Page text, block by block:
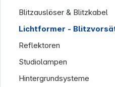
Blitzauslöser & Blitzkabel
Lichtformer -
Reflektoren
Studiolampen
Hintergrundsysteme
Rechtliches